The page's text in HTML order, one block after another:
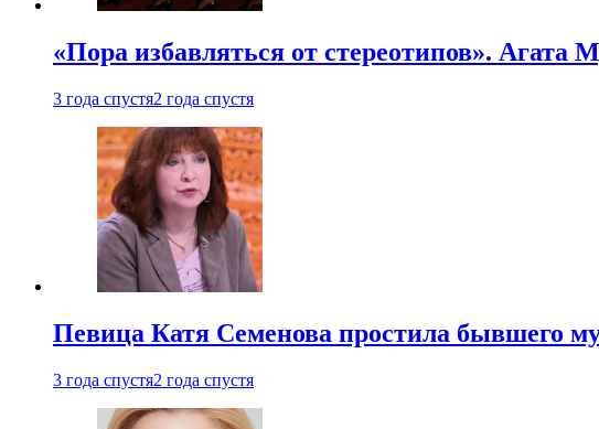
«Пора избавляться от стереотипов». Агата
3 года спустя2 года спустя
Певица Катя Семенова простила бывшего
3 года спустя2 года спустя